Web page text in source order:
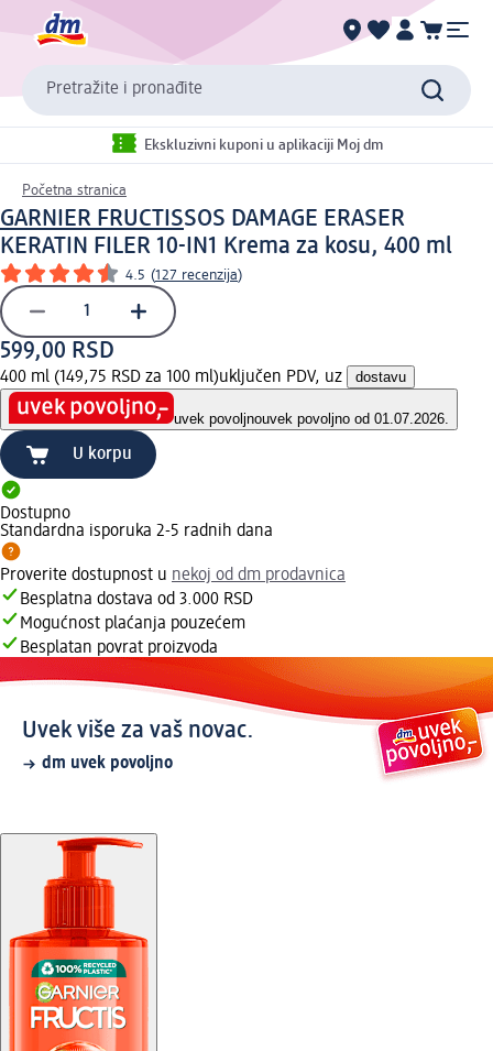
Pretražite i pronađite
Ekskluzivni kuponi u aplikaciji Moj dm
Početna stranica
GARNIER FRUCTISSOS DAMAGE ERASER
KERATIN FILER 10-IN1 Krema za kosu, 400 ml
4.5 (127 recenzija)
599,00 RSD
400 ml (149,75 RSD za 100 ml)uključen PDV, uz dostavu
uvek povoljnouvek povoljno od 01.07.2026.
U korpu
Dostupno
Standardna isporuka 2-5 radnih dana
Proverite dostupnost u nekoj od dm prodavnica
Besplatna dostava od 3.000 RSD
Mogućnost plaćanja pouzećem
Besplatan povrat proizvoda
Uvek više za vaš novac.
dm uvek povoljno